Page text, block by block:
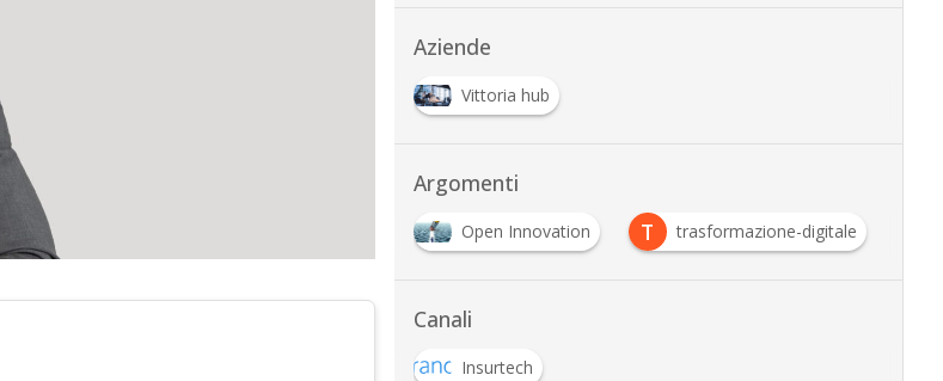
Aziende
Vittoria hub
Argomenti
Open Innovation T trasformazione-digitale
Canali
Insurtech